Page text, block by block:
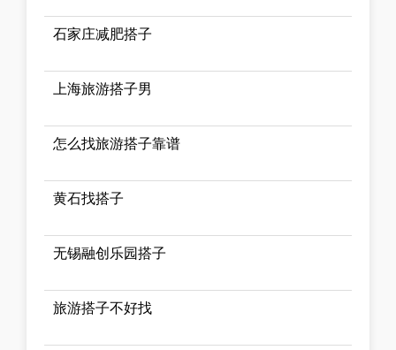
石家庄减肥搭子
上海旅游搭子男
怎么找旅游搭子靠谱
黄石找搭子
无锡融创乐园搭子
旅游搭子不好找